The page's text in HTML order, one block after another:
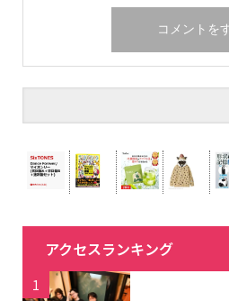
アクセスランキング
1